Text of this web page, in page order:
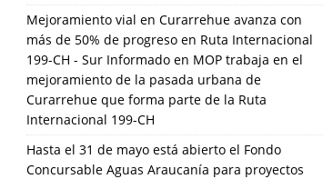
Mejoramiento vial en Curarrehue avanza con
más de 50% de progreso en Ruta Internacional
199-CH - Sur Informadoen MOP trabaja en el
mejoramiento de la pasada urbana de
Curarrehue que forma parte de la Ruta
Internacional 199-CH
Hasta el 31 de mayo está abierto el Fondo
Concursable Aguas Araucanía para proyectos